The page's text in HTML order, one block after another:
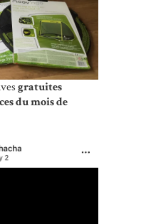
gratuites
du mois de